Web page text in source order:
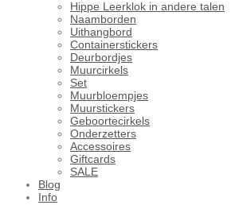
Hippe Leerklok in andere talen
Naamborden
Uithangbord
Containerstickers
Deurbordjes
Muurcirkels
Set
Muurbloempjes
Muurstickers
Geboortecirkels
Onderzetters
Accessoires
Giftcards
SALE
Blog
Info